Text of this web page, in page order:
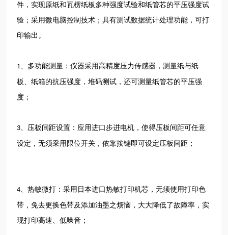
件，实现原纸和瓦楞纸板多种强度试验和纸管芯的平压强度试
验；采用微电脑控制技术；具有测试数据统计处理功能，可打
印输出。
1 、多功能测量：仪器采用高精度压力传感器，测量纸与纸
板、纸箱的抗压强度，堆码测试，还可测量纸管芯的平压强
度；
3 、压板间距设置：应用进口步进电机，使得压板间距可任意
设定，无须采用限位开关，依靠按键即可设定压板间距；
4 、热敏微打：采用日本进口热敏打印机芯，无须使用打印色
带，免去更换色带及添加油墨之烦恼，大大降低了故障率，实
现打印高速、低噪音；